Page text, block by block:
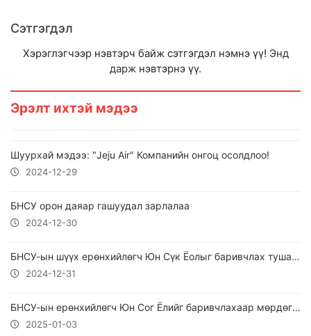
Сэтгэгдэл
Хэрэглэгчээр нэвтэрч байж сэтгэгдэл нэмнэ үү! Энд
дарж нэвтэрнэ үү.
Эрэлт ихтэй мэдээ
Шуурхай мэдээ: "Jeju Air" Компанийн онгоц осолдлоо!
2024-12-29
БНСУ орон даяар гашуудал зарлалаа
2024-12-30
БНСУ-ын шүүх ерөнхийлөгч Юн Сүк Ёолыг баривчлах тушаал гаргалаа
2024-12-31
БНСУ-ын ерөнхийлөгч Юн Сог Ёлийг баривчлахаар мөрдөгчид иржээ
2025-01-03